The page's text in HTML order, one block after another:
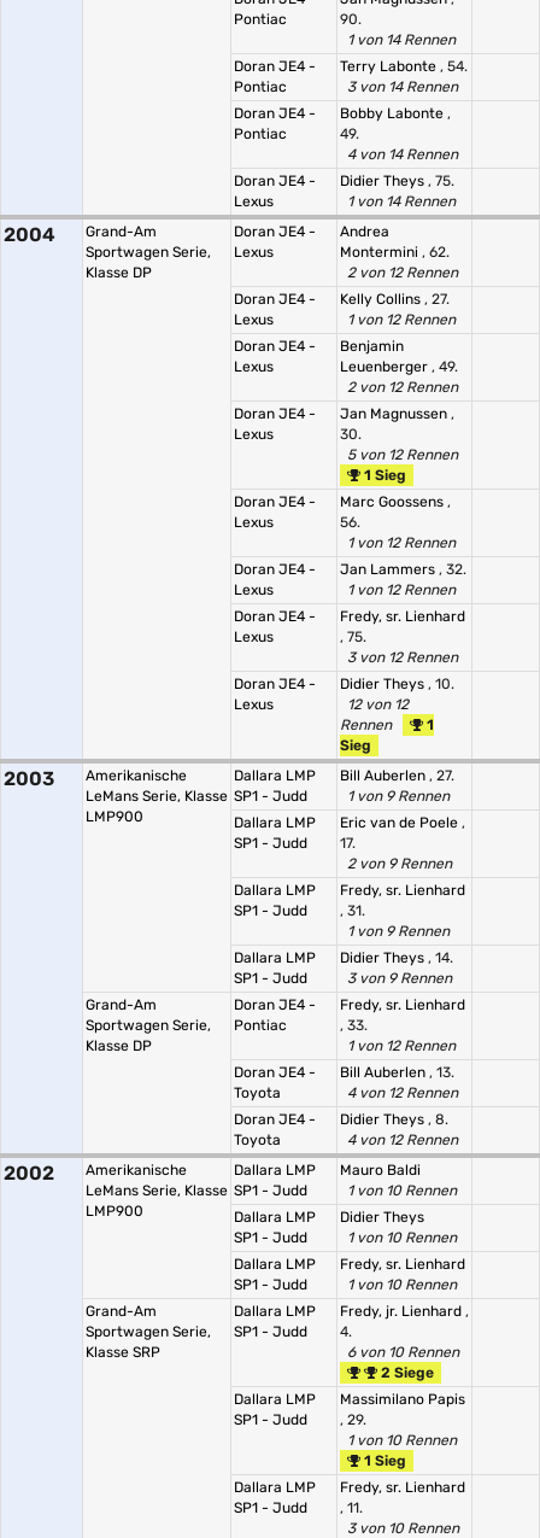
Pontiac
90.
1 von 14 Rennen
Doran JE4 -
Pontiac
Terry Labonte , 54.
3 von 14 Rennen
Doran JE4 -
Pontiac
Bobby Labonte ,
49.
4 von 14 Rennen
Doran JE4 -
Lexus
Didier Theys , 75.
1 von 14 Rennen
2004
Grand-Am
Sportwagen Serie,
Klasse DP
Doran JE4 -
Lexus
Andrea
Montermini , 62.
2 von 12 Rennen
Doran JE4 -
Lexus
Kelly Collins , 27.
1 von 12 Rennen
Doran JE4 -
Lexus
Benjamin
Leuenberger , 49.
2 von 12 Rennen
Doran JE4 -
Lexus
Jan Magnussen ,
30.
5 von 12 Rennen
1 Sieg
Doran JE4 -
Lexus
Marc Goossens ,
56.
1 von 12 Rennen
Doran JE4 -
Lexus
Jan Lammers , 32.
1 von 12 Rennen
Doran JE4 -
Lexus
Fredy, sr. Lienhard
, 75.
3 von 12 Rennen
Doran JE4 -
Lexus
Didier Theys , 10.
12 von 12
Rennen
1
Sieg
2003
Amerikanische
LeMans Serie, Klasse
LMP900
Dallara LMP
SP1 - Judd
Bill Auberlen , 27.
1 von 9 Rennen
Dallara LMP
SP1 - Judd
Eric van de Poele ,
17.
2 von 9 Rennen
Dallara LMP
SP1 - Judd
Fredy, sr. Lienhard
, 31.
1 von 9 Rennen
Dallara LMP
SP1 - Judd
Didier Theys , 14.
3 von 9 Rennen
Grand-Am
Sportwagen Serie,
Klasse DP
Doran JE4 -
Pontiac
Fredy, sr. Lienhard
, 33.
1 von 12 Rennen
Doran JE4 -
Toyota
Bill Auberlen , 13.
4 von 12 Rennen
Doran JE4 -
Toyota
Didier Theys , 8.
4 von 12 Rennen
2002
Amerikanische
LeMans Serie, Klasse
LMP900
Dallara LMP
SP1 - Judd
Mauro Baldi
1 von 10 Rennen
Dallara LMP
SP1 - Judd
Didier Theys
1 von 10 Rennen
Dallara LMP
SP1 - Judd
Fredy, sr. Lienhard
1 von 10 Rennen
Grand-Am
Sportwagen Serie,
Klasse SRP
Dallara LMP
SP1 - Judd
Fredy, jr. Lienhard ,
4.
6 von 10 Rennen
2 Siege
Dallara LMP
SP1 - Judd
Massimilano Papis
, 29.
1 von 10 Rennen
1 Sieg
Dallara LMP
SP1 - Judd
Fredy, sr. Lienhard
, 11.
3 von 10 Rennen